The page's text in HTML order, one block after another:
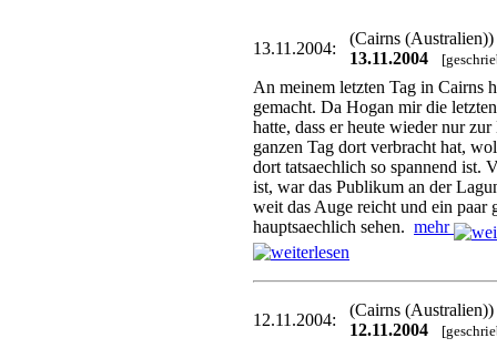
13.11.2004:
(Cairns (Australien))
13.11.2004
An meinem letzten Tag in Cairns
gemacht. Da Hogan mir die
hatte, dass er heute wieder nur
ganzen Tag dort verbracht hat,
dort tatsaechlich so spannend ist.
ist, war das Publikum an der
weit das Auge reicht und ein paar
hauptsaechlich sehen. mehr
12.11.2004:
(Cairns (Australien))
12.11.2004